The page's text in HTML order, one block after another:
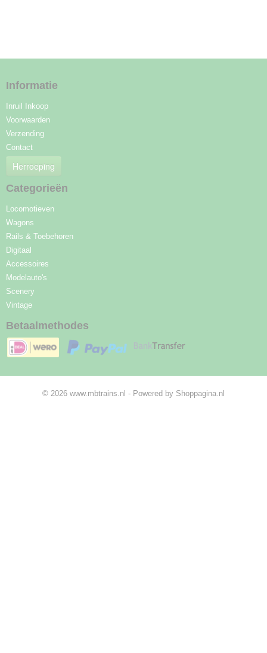
Informatie
Inruil Inkoop
Voorwaarden
Verzending
Contact
Herroeping
Categorieën
Locomotieven
Wagons
Rails & Toebehoren
Digitaal
Accessoires
Modelauto's
Scenery
Vintage
Betaalmethodes
© 2026 www.mbtrains.nl - Powered by Shoppagina.nl